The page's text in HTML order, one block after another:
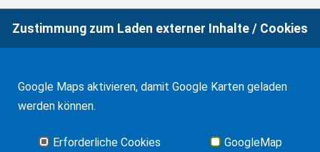
BFH: Abweichende Festsetzung aus
17.03.2026Andalusien: Vergünstigungen bei der
Zustimmung zum Laden externer Inhalte / Cookies
Google Maps aktivieren, damit Google Karten geladen
werden können.
Erforderliche Cookies GoogleMap